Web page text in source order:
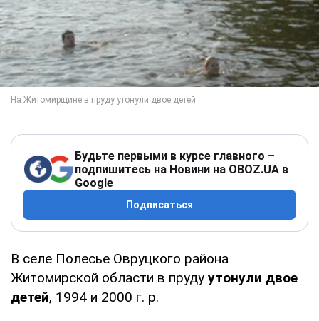
Будьте первыми в курсе главного –
подпишитесь на Новини на OBOZ.UA в
Google
Подписаться
В селе Полесье Овруцкого района
Житомирской области в пруду утонули двое
детей, 1994 и 2000 г. р.